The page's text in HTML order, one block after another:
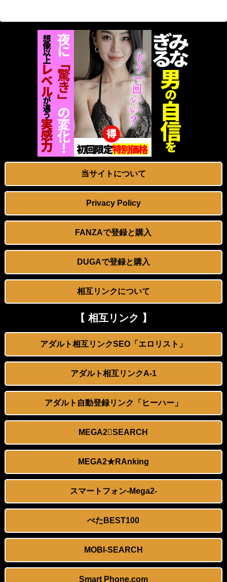
【画像】顔100点、体30点の女ｗｗｗ
【衝撃】熊本地震と台湾地震、避難所の格差とは
韓国人「日本プロ野球に史上初〇〇出身の選手が誕生しました」
海外「村上宗隆逆方向へ23号ソロホームラン！」
【阪神】森下翔太、後半戦31日間に合うのか…？球宴離脱の「下半身コンディション不良」にファン悲鳴、緊急事態のスタメンはどうなる
【千葉】焼け跡に4人遺体の住宅火災 2人は半年以上前に死亡か 八街市
【追悼】メイショウの馬の思い出を語ってくれ
【阪神】森下翔太、後半戦31日間に合うのか…？球宴離脱の「下半身コンディション不良」にファン悲鳴、緊急事態のスタメンはどうなる
【必見】日本開催が決定!!!『U23アジアカップ2028』
激しく揺れる小さな胸が愛おしくてたまらない
神宮寺水樹ちゃんがTフロント姿で乳首責めをされたりパウダーマッサージからの電マ責めで感じまくる！【OMG！～シン・チャクエロ～/神宮寺水樹】
Powered by livedoor 相互RSS
当サイトについて
Privacy Policy
FANZAで登録と購入
DUGAで登録と購入
相互リンクについて
【 相互リンク 】
アダルト相互リンクSEO「エロリスト」
アダルト相互リンクA-1
アダルト自動登録リンク「ヒーハー」
MEGA2SEARCH
MEGA2★RAnking
スマートフォン-Mega2-
ぺたBEST100
MOBI-SEARCH
Smart Phone.com